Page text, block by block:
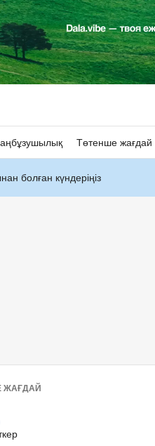
Төтенше жағдай
болған күндеріңіз
ЖАҒДАЙ